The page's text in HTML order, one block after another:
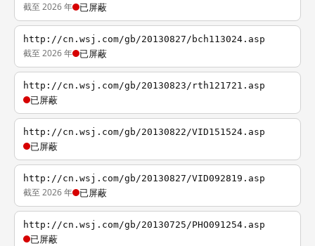
截至 2026 年 已屏蔽
http://cn.wsj.com/gb/20130827/bch113024.asp
截至 2026 年 已屏蔽
http://cn.wsj.com/gb/20130823/rth121721.asp
已屏蔽
http://cn.wsj.com/gb/20130822/VID151524.asp
已屏蔽
http://cn.wsj.com/gb/20130827/VID092819.asp
截至 2026 年 已屏蔽
http://cn.wsj.com/gb/20130725/PHO091254.asp
已屏蔽